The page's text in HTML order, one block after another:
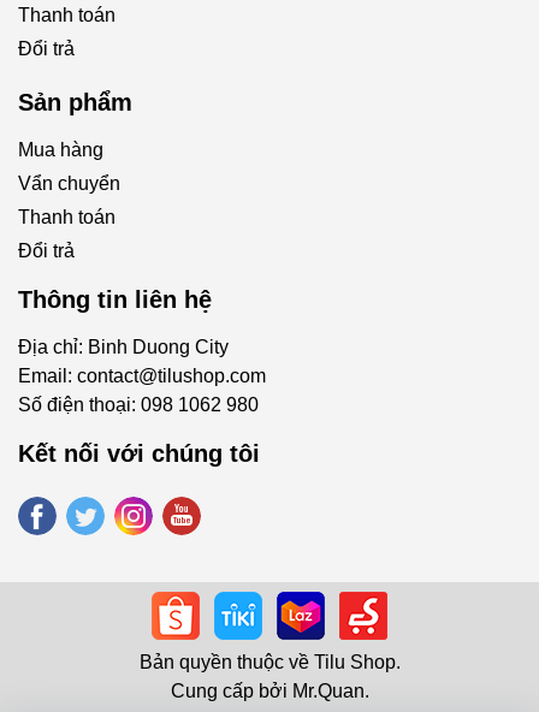
Thanh toán
Đổi trả
Sản phẩm
Mua hàng
Vẩn chuyển
Thanh toán
Đổi trả
Thông tin liên hệ
Địa chỉ: Binh Duong City
Email: contact@tilushop.com
Số điện thoại: 098 1062 980
Kết nối với chúng tôi
Bản quyền thuộc về Tilu Shop.
Cung cấp bởi Mr.Quan.